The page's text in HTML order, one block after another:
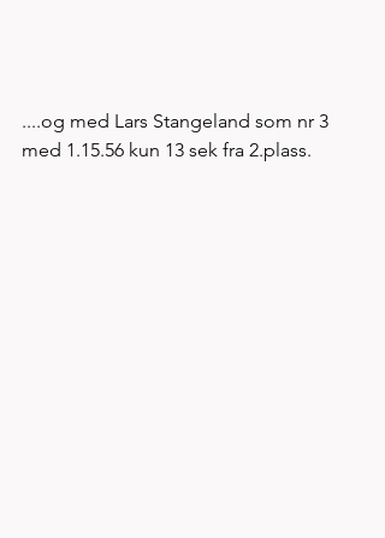
....og med Lars Stangeland som nr 3
med 1.15.56 kun 13 sek fra 2.plass.